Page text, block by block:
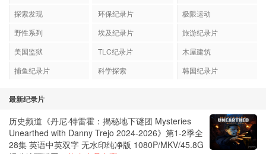
探索发现
环保纪录片
极限运动
野性系列
埃及纪录片
旅游纪录片
美国监狱
TLC纪录片
木屋建筑
捕鱼纪录片
科学探索 韩国纪录片
最新纪录片
历史频道《丹尼·特雷霍：揭秘地下谜团 Mysteries
Unearthed with Danny Trejo 2024-2026》第1-2季全
28集 英语中英双字 无水印纯净版 1080P/MKV/45.8G